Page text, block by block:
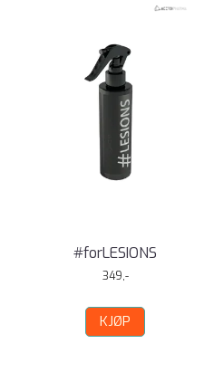
#forLESIONS
349,-
KJØP